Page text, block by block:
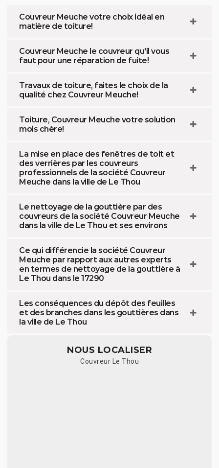
Couvreur Meuche votre choix idéal en
matière de toiture!
Couvreur Meuche le couvreur qu'il vous
faut pour une réparation de fuite!
Travaux de toiture, faites le choix de la
qualité chez Couvreur Meuche!
Toiture, Couvreur Meuche votre solution
mois chère!
La mise en place des fenêtres de toit et
des verrières par les couvreurs
professionnels de la société Couvreur
Meuche dans la ville de Le Thou
Le nettoyage de la gouttière par des
couvreurs de la société Couvreur Meuche
dans la ville de Le Thou et ses environs
Ce qui différencie la société Couvreur
Meuche par rapport aux autres experts
en termes de nettoyage de la gouttière à
Le Thou dans le 17290
Les conséquences du dépôt des feuilles
et des branches dans les gouttières dans
la ville de Le Thou
NOUS LOCALISER
Couvreur Le Thou